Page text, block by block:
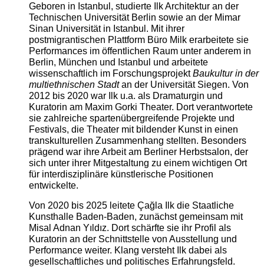
Geboren in Istanbul, studierte Ilk Architektur an der
Technischen Universität Berlin sowie an der Mimar
Sinan Universität in Istanbul. Mit ihrer
postmigrantischen Plattform Büro Milk erarbeitete sie
Performances im öffentlichen Raum unter anderem in
Berlin, München und Istanbul und arbeitete
wissenschaftlich im ForschungsprojektBaukultur in der
multiethnischen Stadtan der Universität Siegen. Von
2012 bis 2020 war Ilk u.a. als Dramaturgin und
Kuratorin am Maxim Gorki Theater. Dort verantwortete
sie zahlreiche spartenübergreifende Projekte und
Festivals, die Theater mit bildender Kunst in einen
transkulturellen Zusammenhang stellten. Besonders
prägend war ihre Arbeit am Berliner Herbstsalon, der
sich unter ihrer Mitgestaltung zu einem wichtigen Ort
für interdisziplinäre künstlerische Positionen
entwickelte.
Von 2020 bis 2025 leitete Çağla Ilk die Staatliche
Kunsthalle Baden-Baden, zunächst gemeinsam mit
Misal Adnan Yıldız. Dort schärfte sie ihr Profil als
Kuratorin an der Schnittstelle von Ausstellung und
Performance weiter. Klang versteht Ilk dabei als
gesellschaftliches und politisches Erfahrungsfeld.